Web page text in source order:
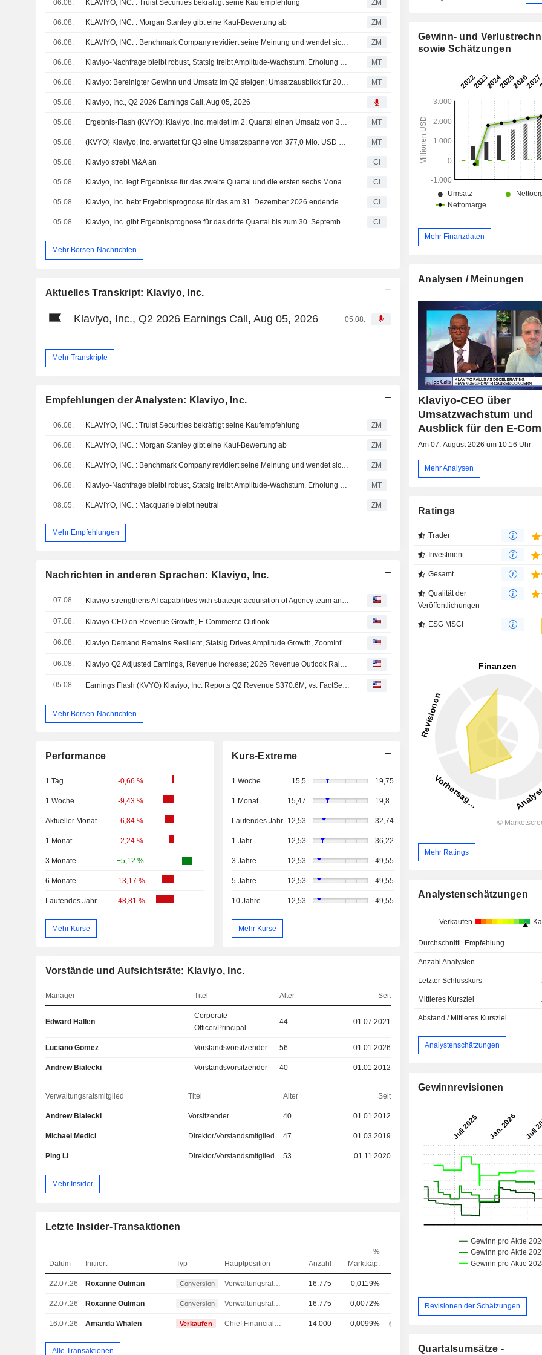
06.08. KLAVIYO, INC. : Truist Securities bekräftigt seine Kaufempfehlung ZM
06.08. KLAVIYO, INC. : Morgan Stanley gibt eine Kauf-Bewertung ab ZM
06.08. KLAVIYO, INC. : Benchmark Company revidiert seine Meinung und wendet sich an Neutral ZM
06.08. Klaviyo-Nachfrage bleibt robust, Statsig treibt Amplitude-Wachstum, Erholung bei ZoomInfo weiter nicht belegt, sagt Morgan Stanley MT
06.08. Klaviyo: Bereinigter Gewinn und Umsatz im Q2 steigen; Umsatzausblick für 2026 angehoben MT
05.08. Klaviyo, Inc., Q2 2026 Earnings Call, Aug 05, 2026
05.08. Ergebnis-Flash (KVYO): Klaviyo, Inc. meldet im 2. Quartal einen Umsatz von 370,6 Mio. USD - FactSet-Schätzung: 362,1 Mio. USD MT
05.08. (KVYO) Klaviyo, Inc. erwartet für Q3 eine Umsatzspanne von 377,0 Mio. USD bis 381,0 Mio. USD MT
05.08. Klaviyo strebt M&A an CI
05.08. Klaviyo, Inc. legt Ergebnisse für das zweite Quartal und die ersten sechs Monate bis zum 30. Juni 2026 vor CI
05.08. Klaviyo, Inc. hebt Ergebnisprognose für das am 31. Dezember 2026 endende Geschäftsjahr an CI
05.08. Klaviyo, Inc. gibt Ergebnisprognose für das dritte Quartal bis zum 30. September 2026 ab CI
Mehr Börsen-Nachrichten
Aktuelles Transkript: Klaviyo, Inc.
Klaviyo, Inc., Q2 2026 Earnings Call, Aug 05, 2026 05.08.
Mehr Transkripte
Empfehlungen der Analysten: Klaviyo, Inc.
06.08. KLAVIYO, INC. : Truist Securities bekräftigt seine Kaufempfehlung ZM
06.08. KLAVIYO, INC. : Morgan Stanley gibt eine Kauf-Bewertung ab ZM
06.08. ZM
06.08. MT
08.05. KLAVIYO, INC. : Macquarie bleibt neutral ZM
Mehr Empfehlungen
Nachrichten in anderen Sprachen: Klaviyo, Inc.
07.08. Klaviyo strengthens AI capabilities with strategic acquisition of Agency team and technology; Agency co-founder and CEO Elias Torres to be named Chief Product Officer as team joins Klaviyo
07.08. Klaviyo CEO on Revenue Growth, E-Commerce Outlook
06.08. Klaviyo Demand Remains Resilient, Statsig Drives Amplitude Growth, ZoomInfo Recovery Still Unproven, Morgan Stanley Says
06.08. Klaviyo Q2 Adjusted Earnings, Revenue Increase; 2026 Revenue Outlook Raised
05.08. Earnings Flash (KVYO) Klaviyo, Inc. Reports Q2 Revenue $370.6M, vs. FactSet Est of $362.1M
Mehr Börsen-Nachrichten
Performance
1 Tag -0,66 %
1 Woche -9,43 %
Aktueller Monat -6,84 %
1 Monat -2,24 %
3 Monate +5,12 %
6 Monate -13,17 %
Laufendes Jahr -48,81 %
Mehr Kurse
Kurs-Extreme
1 Woche 15,5 19,75
1 Monat 15,47 19,8
Laufendes Jahr 12,53 32,74
1 Jahr 12,53 36,22
3 Jahre 12,53 49,55
5 Jahre 12,53 49,55
10 Jahre 12,53 49,55
Mehr Kurse
Vorstände und Aufsichtsräte: Klaviyo, Inc.
Manager Titel Alter Seit
Edward Hallen
Corporate
Officer/Principal
44 01.07.2021
Luciano Gomez Vorstandsvorsitzender 56 01.01.2026
Andrew Bialecki Vorstandsvorsitzender 40 01.01.2012
Verwaltungsratsmitglied Titel Alter Seit
Andrew Bialecki Vorsitzender 40 01.01.2012
Michael Medici Direktor/Vorstandsmitglied 47 01.03.2019
Ping Li Direktor/Vorstandsmitglied 53 01.11.2020
Mehr Insider
Letzte Insider-Transaktionen
Datum Initiiert Typ Hauptposition Anzahl
%
Marktkap.
22.07.26 Roxanne Oulman Conversion 16.775 0,0119%
22.07.26 Roxanne Oulman Conversion -16.775 0,0072%
16.07.26 Amanda Whalen Verkaufen -14.000 0,0099%
Alle Transaktionen
Gewinn- und
sowie Schätzungen
Mehr Finanzdaten
Analysen / Meinungen
Klaviyo-CEO über
Umsatzwachstum und
Ausblick für den E-
Am 07. August 2026 um 10:16 Uhr
Mehr Analysen
Ratings
Trader
Investment
Gesamt
Qualität der
Veröffentlichungen
ESG MSCI
Mehr Ratings
Analystenschätzungen
Verkaufen
Durchschnittl. Empfehlung
Anzahl Analysten
Letzter Schlusskurs
Mittleres Kursziel
Abstand / Mittleres Kursziel
Analystenschätzungen
Gewinnrevisionen
Revisionen der Schätzungen
Quartalsumsätze -